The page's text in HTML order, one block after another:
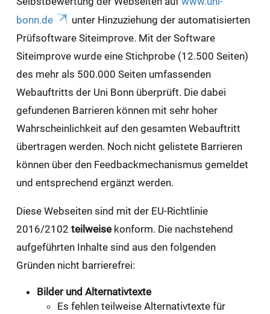
bonn.de
unter Hinzuziehung der automatisierten
Prüfsoftware Siteimprove. Mit der Software
Siteimprove wurde eine Stichprobe (12.500 Seiten)
des mehr als 500.000 Seiten umfassenden
Webauftritts der Uni Bonn überprüft. Die dabei
gefundenen Barrieren können mit sehr hoher
Wahrscheinlichkeit auf den gesamten Webauftritt
übertragen werden. Noch nicht gelistete Barrieren
können über den Feedbackmechanismus gemeldet
und entsprechend ergänzt werden.
Diese Webseiten sind mit der EU-Richtlinie
2016/2102 teilweisekonform. Die nachstehend
aufgeführten Inhalte sind aus den folgenden
Gründen nicht barrierefrei:
Bilder und Alternativtexte
Es fehlen teilweise Alternativtexte für